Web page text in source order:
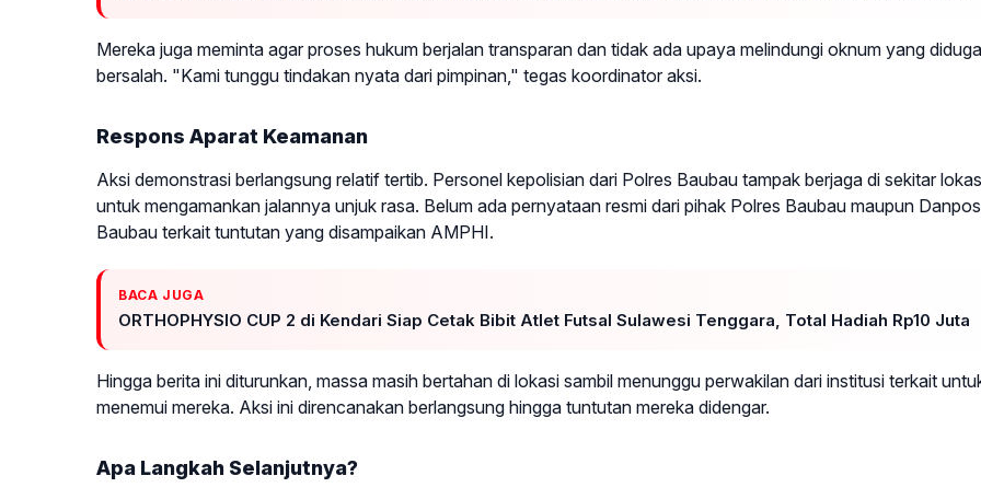
Mereka juga meminta agar proses hukum berjalan transparan dan tidak ada upaya melindungi oknum yang diduga
bersalah. "Kami tunggu tindakan nyata dari pimpinan," tegas koordinator aksi.
Respons Aparat Keamanan
Aksi demonstrasi berlangsung relatif tertib. Personel kepolisian dari Polres Baubau tampak berjaga di sekitar
untuk mengamankan jalannya unjuk rasa. Belum ada pernyataan resmi dari pihak Polres Baubau maupun
Baubau terkait tuntutan yang disampaikan AMPHI.
BACA JUGA
ORTHOPHYSIO CUP 2 di Kendari Siap Cetak Bibit Atlet Futsal Sulawesi Tenggara, Total Hadiah Rp10 Juta
Hingga berita ini diturunkan, massa masih bertahan di lokasi sambil menunggu perwakilan dari institusi terkait
menemui mereka. Aksi ini direncanakan berlangsung hingga tuntutan mereka didengar.
Apa Langkah Selanjutnya?